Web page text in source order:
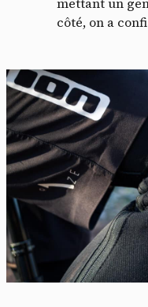
côté, on a
Panneau
cookies
En autorisant ces
lecture de cookies et
nécessaires à leur bon